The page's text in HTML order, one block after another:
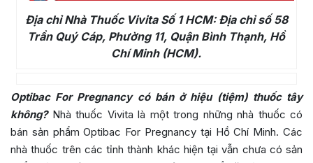
Địa chỉ Nhà Thuốc Vivita Số 1 HCM: Địa chỉ số 58
Trần Quý Cáp, Phường 11, Quận Bình Thạnh, Hồ
Chí Minh (HCM).
Optibac For Pregnancy có bán ở hiệu (tiệm) thuốc tây
không?Nhà thuốc Vivita là một trong những nhà thuốc có
bán sản phẩm Optibac For Pregnancy tại Hồ Chí Minh. Các
nhà thuốc trên các tỉnh thành khác hiện tại vẫn chưa có sản